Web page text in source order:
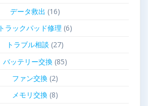
データ救出 (16)
トラックパッド修理 (6)
トラブル相談 (27)
バッテリー交換(85)
ファン交換(2)
メモリ交換(8)